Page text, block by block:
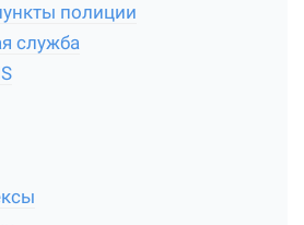
полиции
служба